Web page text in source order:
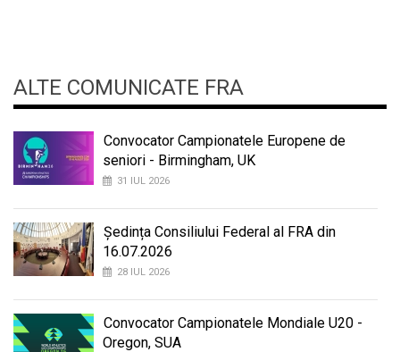
ALTE COMUNICATE FRA
Convocator Campionatele Europene de
seniori - Birmingham, UK
31 IUL 2026
Ședința Consiliului Federal al FRA din
16.07.2026
28 IUL 2026
Convocator Campionatele Mondiale U20 -
Oregon, SUA